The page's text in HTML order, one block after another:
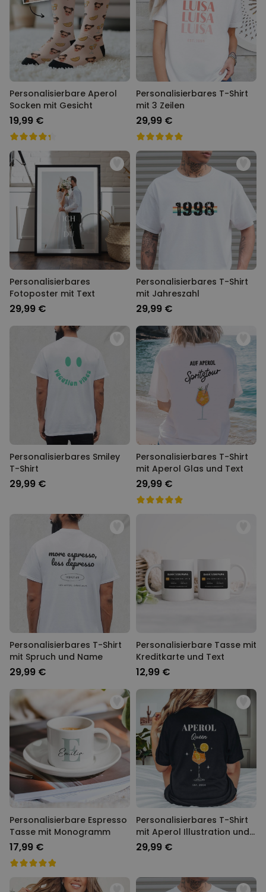
Personalisierbare Aperol
Socken mit Gesicht
19,99 €
Personalisierbares T-Shirt
mit 3 Zeilen
29,99 €
Personalisierbares
Fotoposter mit Text
29,99 €
Personalisierbares T-Shirt
mit Jahreszahl
29,99 €
Personalisierbares Smiley
T-Shirt
29,99 €
Personalisierbares T-Shirt
mit Aperol Glas und Text
29,99 €
Personalisierbares T-Shirt
mit Spruch und Name
29,99 €
Personalisierbare Tasse mit
Kreditkarte und Text
12,99 €
Personalisierbare Espresso
Tasse mit Monogramm
17,99 €
Personalisierbares T-Shirt
mit Aperol Illustration und
Text
29,99 €